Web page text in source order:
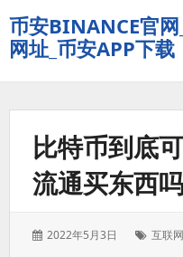
币安BINANCE官
网址_币安APP下载
比特币到底
流通买东西
发
2022年5月3日
标
互联网